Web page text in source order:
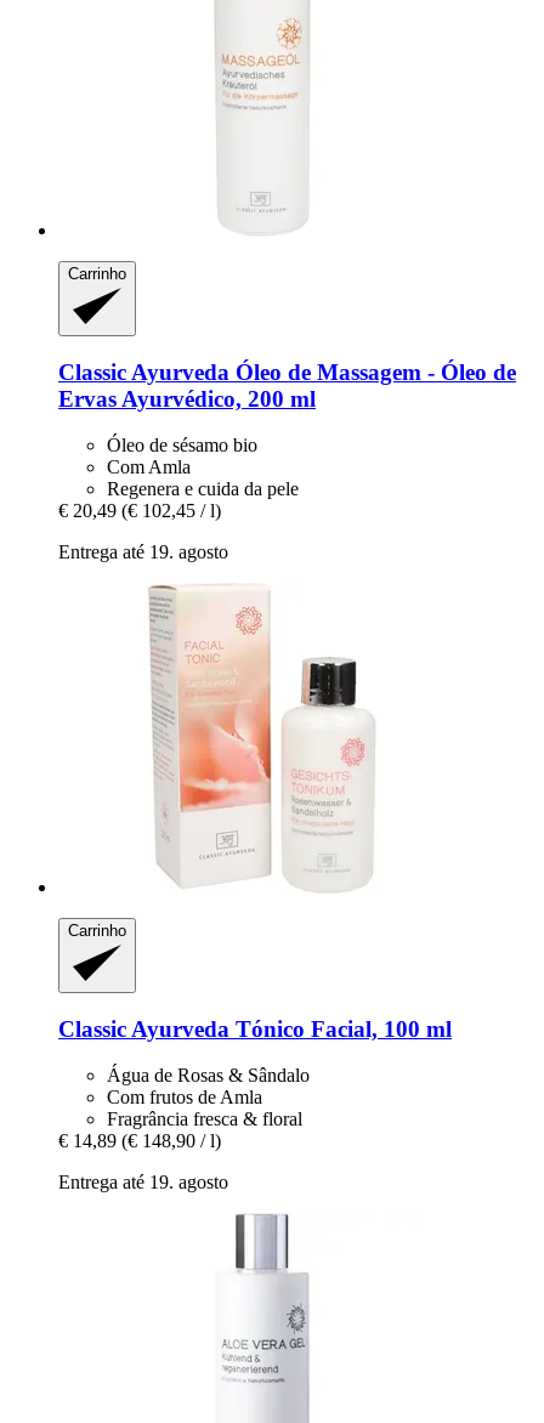
Carrinho
Classic Ayurveda Óleo de Massagem -​ Óleo de
Ervas Ayurvédico, 200 ml
Óleo de sésamo bio
Com Amla
Regenera e cuida da pele
€ 20,49 (€ 102,45 / l)
Entrega até 19. agosto
Carrinho
Classic Ayurveda Tónico Facial, 100 ml
Água de Rosas & Sândalo
Com frutos de Amla
Fragrância fresca & floral
€ 14,89 (€ 148,90 / l)
Entrega até 19. agosto